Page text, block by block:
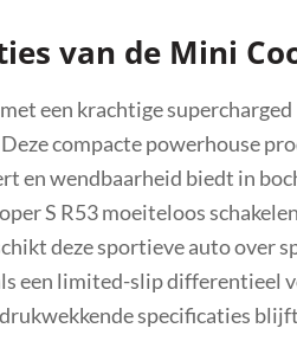
van de Mini
een krachtige
compacte powerhouse
en wendbaarheid biedt in
S R53 moeiteloos
deze sportieve auto over
een limited-slip differentieel
specificaties